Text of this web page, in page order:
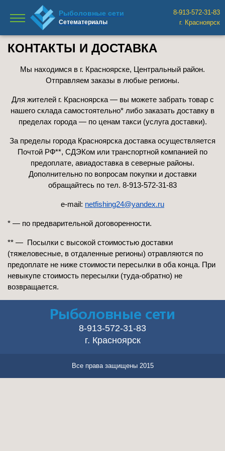
Рыболовные сети
Сетематериалы
8-913-572-31-83
г. Красноярск
КОНТАКТЫ И ДОСТАВКА
Мы находимся в г. Красноярске, Центральный район.
Отправляем заказы в любые регионы.
Для жителей г. Красноярска — вы можете забрать товар с
нашего склада самостоятельно* либо заказать доставку в
пределах города — по ценам такси (услуга доставки).
За пределы города Красноярска доставка осуществляется
Почтой РФ**, СДЭКом или транспортной компанией по
предоплате, авиадоставка в северные районы.
Дополнительно по вопросам покупки и доставки
обращайтесь по тел. 8-913-572-31-83
e-mail: netfishing24@yandex.ru
* — по предварительной договоренности.
** — Посылки с высокой стоимостью доставки
(тяжеловесные, в отдаленные регионы) отравляются по
предоплате не ниже стоимости пересылки в оба конца. При
невыкупе стоимость пересылки (туда-обратно) не
возвращается.
8-913-572-31-83
г. Красноярск
Все права защищены 2015